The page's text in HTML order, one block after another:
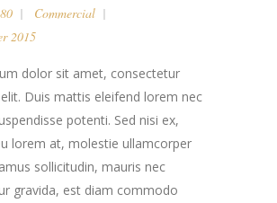
Commercial
2015
dolor sit amet, consectetur
Duis mattis eleifend lorem nec
potenti. Sed nisi ex,
lorem at, molestie ullamcorper
sollicitudin, mauris nec
gravida, est diam commodo